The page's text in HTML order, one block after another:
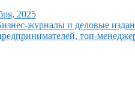
2025
журналы и деловые
топ-